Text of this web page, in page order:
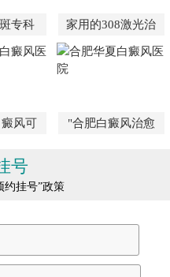
专科 家用的308激光治
风可 "合肥白癜风治愈
号
约挂号”政策